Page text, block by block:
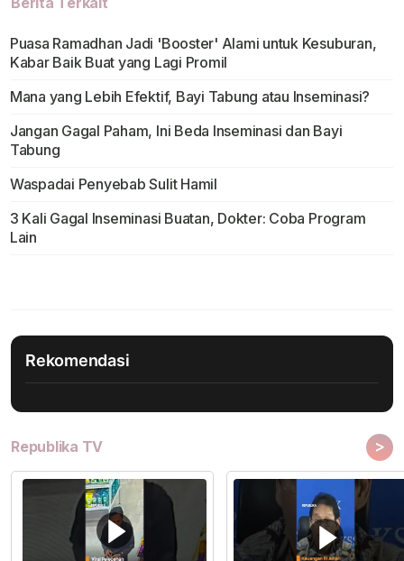
Puasa Ramadhan Jadi 'Booster' Alami untuk Kesuburan,
Kabar Baik Buat yang Lagi Promil
Mana yang Lebih Efektif, Bayi Tabung atau Inseminasi?
Jangan Gagal Paham, Ini Beda Inseminasi dan Bayi
Tabung
Waspadai Penyebab Sulit Hamil
3 Kali Gagal Inseminasi Buatan, Dokter: Coba Program
Lain
Rekomendasi
Republika TV >